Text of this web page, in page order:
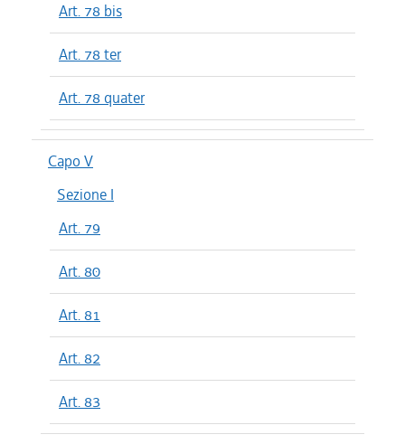
Art. 78 bis
Art. 78 ter
Art. 78 quater
Capo V
Sezione I
Art. 79
Art. 80
Art. 81
Art. 82
Art. 83